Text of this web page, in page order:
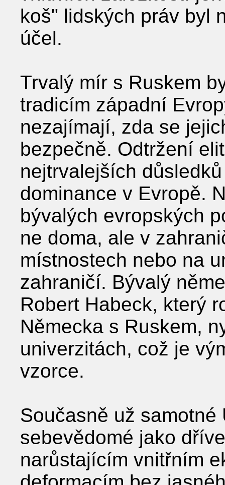
koš" lidských práv byl
účel.
Trvalý mír s Ruskem
tradicím západní
nezajímají, zda se
bezpečně. Odtržení
nejtrvalejších
dominance v Evropě.
bývalých evropských
ne doma, ale v
místnostech nebo na
zahraničí. Bývalý
Robert Habeck, který
Německa s Ruskem,
univerzitách, což je
vzorce.
Současně už samotné
sebevědomé jako
narůstajícím vnitřním